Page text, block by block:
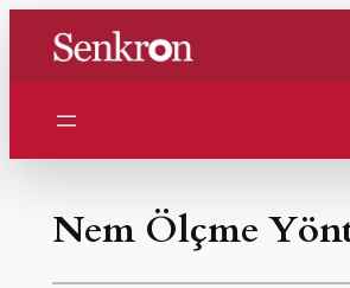
Nem Ölçme